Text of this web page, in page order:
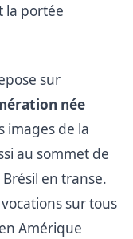
la portée
sur
née
images de la
au sommet de
en transe.
sur tous
Amérique